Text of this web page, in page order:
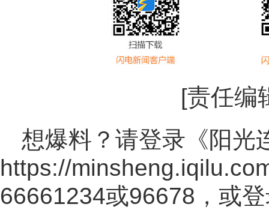
[责任编
想爆料？请登录《阳光
https://
66661234或96678，或